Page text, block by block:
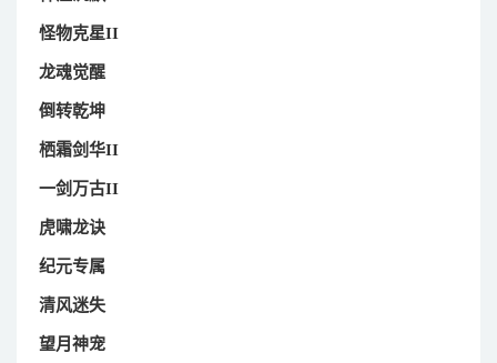
怪物克星II
龙魂觉醒
倒转乾坤
栖霜剑华II
一剑万古II
虎啸龙诀
纪元专属
清风迷失
望月神宠